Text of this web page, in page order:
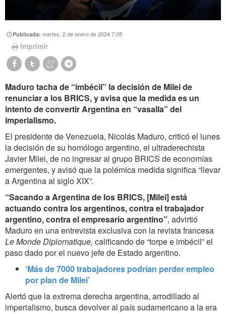
Publicada:martes, 2 de enero de 2024 7:05
Imprimir
Maduro tacha de “imbécil” la decisión de Milei de
renunciar a los BRICS, y avisa que la medida es un
intento de convertir Argentina en “vasalla” del
imperialismo.
El presidente de Venezuela, Nicolás Maduro, criticó el lunes
la decisión de su homólogo argentino, el ultraderechista
Javier Milei, de no ingresar al grupo BRICS de economías
emergentes, y avisó que la polémica medida significa “llevar
a Argentina al siglo XIX”.
“Sacando a Argentina de los BRICS, [Milei] está
actuando contra los argentinos, contra el trabajador
argentino, contra el empresario argentino”, advirtió
Maduro en una entrevista exclusiva con la revista francesa
Le Monde Diplomatique, calificando de “torpe e imbécil” el
paso dado por el nuevo jefe de Estado argentino.
‘Más de 7000 trabajadores podrían perder empleo
por plan de Milei’
Alertó que la extrema derecha argentina, arrodillado al
imperialismo, busca devolver al país sudamericano a la era